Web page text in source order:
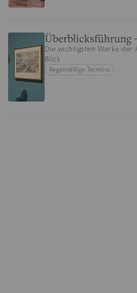
Überblicksführung
Die wichtigsten Werke der
Blick
Regelmäßige Termine